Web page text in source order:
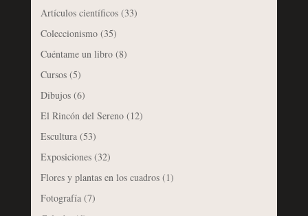
Artículos científicos(33)
Coleccionismo(35)
Cuéntame un libro(8)
Cursos(5)
Dibujos(6)
El Rincón del Sereno(12)
Escultura(53)
Exposiciones(32)
Flores y plantas en los cuadros(1)
Fotografía(7)